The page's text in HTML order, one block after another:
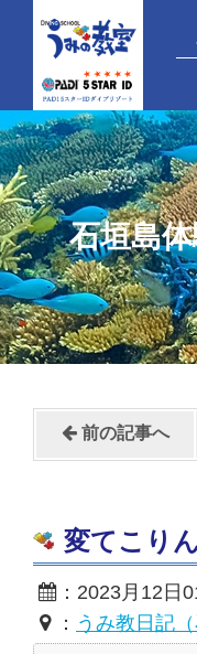
石垣島
前の記事へ
変てこり
：2023月12日
： うみ教日記